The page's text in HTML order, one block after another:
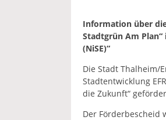
Information über
Stadtgrün Am
(NiSE)“
Die Stadt Thalheim/
Stadtentwicklung
die Zukunft“
Der Förderbescheid